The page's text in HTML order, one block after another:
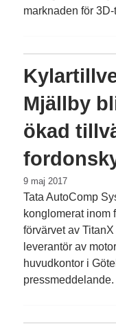
marknaden för
Mjällby
ökad
9 maj 2017
Tata AutoComp
konglomerat inom
förvärvet av
leverantör av
huvudkontor i
pressmeddelande.